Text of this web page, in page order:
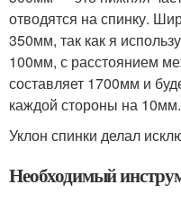
отводятся на спинку.
350мм, так как я
100мм, с расстоянием
составляет 1700мм и
каждой стороны на 10мм.
Уклон спинки делал
Необходимый